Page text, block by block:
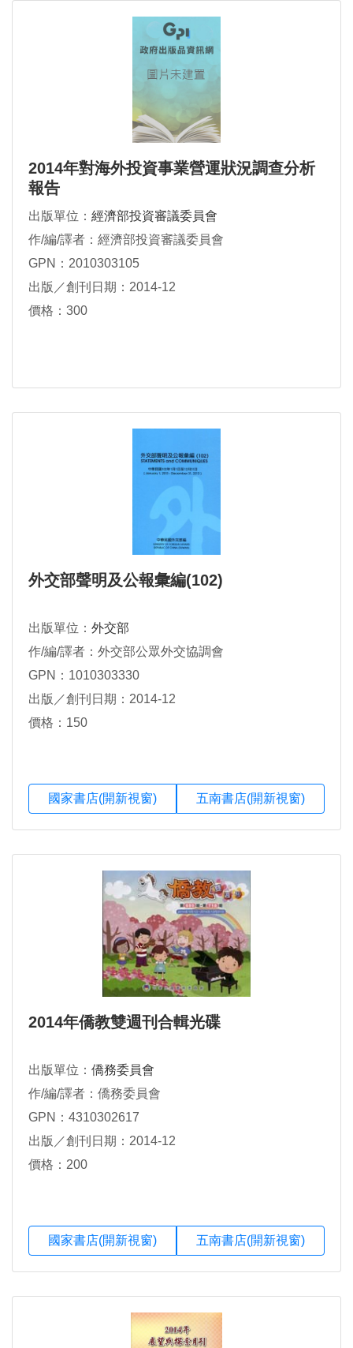
2014年對海外投資事業營運狀況調查分析
報告
出版單位： 經濟部投資審議委員會
作/編/譯者：經濟部投資審議委員會
GPN：2010303105
出版／創刊日期：2014-12
價格：300
外交部聲明及公報彙編(102)
出版單位： 外交部
作/編/譯者：外交部公眾外交協調會
GPN：1010303330
出版／創刊日期：2014-12
價格：150
國家書店(開新視窗) 五南書店(開新視窗)
2014年僑教雙週刊合輯光碟
出版單位： 僑務委員會
作/編/譯者：僑務委員會
GPN：4310302617
出版／創刊日期：2014-12
價格：200
國家書店(開新視窗) 五南書店(開新視窗)